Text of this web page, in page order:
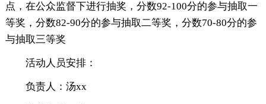
点，在公众监督下进行抽奖，分数92-100分的参与抽取一
等奖，分数82-90分的参与抽取二等奖，分数70-80分的参
与抽取三等奖
活动人员安排：
负责人：汤xx